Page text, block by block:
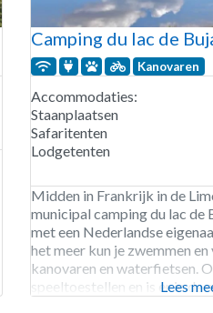
Camping du lac de
Kanovaren
Accommodaties:
Staanplaatsen
Safaritenten
Lodgetenten
Midden in Frankrijk in de
municipal camping du lac de
met een Nederlandse
het meer kun je zwemmen en
kanovaren en waterfietsen.
speeltoestellen en is er in de
Lees